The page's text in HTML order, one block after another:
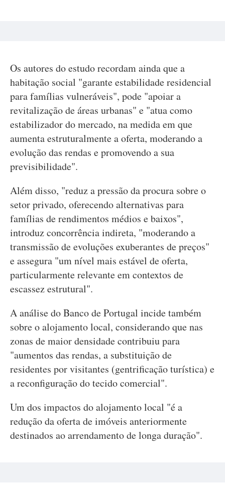
Os autores do estudo recordam ainda que a
habitação social "garante estabilidade residencial
para famílias vulneráveis", pode "apoiar a
revitalização de áreas urbanas" e "atua como
estabilizador do mercado, na medida em que
aumenta estruturalmente a oferta, moderando a
evolução das rendas e promovendo a sua
previsibilidade".
Além disso, "reduz a pressão da procura sobre o
setor privado, oferecendo alternativas para
famílias de rendimentos médios e baixos",
introduz concorrência indireta, "moderando a
transmissão de evoluções exuberantes de preços"
e assegura "um nível mais estável de oferta,
particularmente relevante em contextos de
escassez estrutural".
A análise do Banco de Portugal incide também
sobre o alojamento local, considerando que nas
zonas de maior densidade contribuiu para
"aumentos das rendas, a substituição de
residentes por visitantes (gentrificação turística) e
a reconfiguração do tecido comercial".
Um dos impactos do alojamento local "é a
redução da oferta de imóveis anteriormente
destinados ao arrendamento de longa duração".